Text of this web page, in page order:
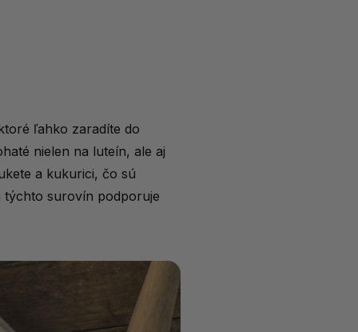
ľahko zaradíte do
nielen na luteín, ale aj
a kukurici, čo sú
surovín podporuje